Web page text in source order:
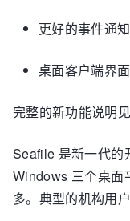
更好的事件通
桌面客户端界
完整的新功能说明见
Seafile 是新一代的
Windows 三个桌面
多。典型的机构用